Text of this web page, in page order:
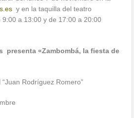
y en la taquilla del teatro
a 13:00 y de 17:00 a 20:00
presenta «Zambombá, la fiesta de
Rodríguez Romero”